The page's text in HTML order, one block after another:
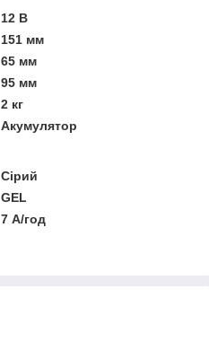
12 В
151 мм
65 мм
95 мм
2 кг
Акумулятор
Сірий
GEL
7 А/год